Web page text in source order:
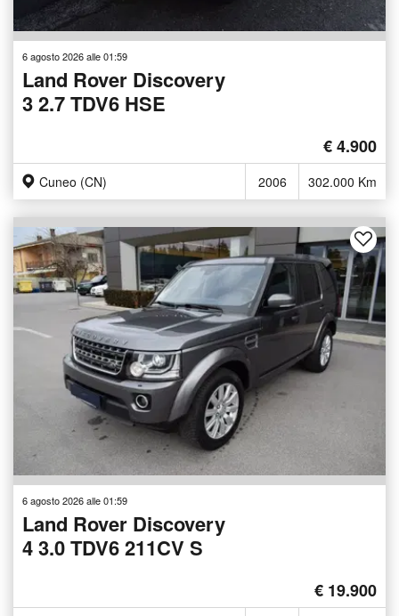
6 agosto 2026 alle 01:59
Land Rover Discovery
3 2.7 TDV6 HSE
€ 4.900
Cuneo (CN) 2006 302.000 Km
6 agosto 2026 alle 01:59
Land Rover Discovery
4 3.0 TDV6 211CV S
€ 19.900